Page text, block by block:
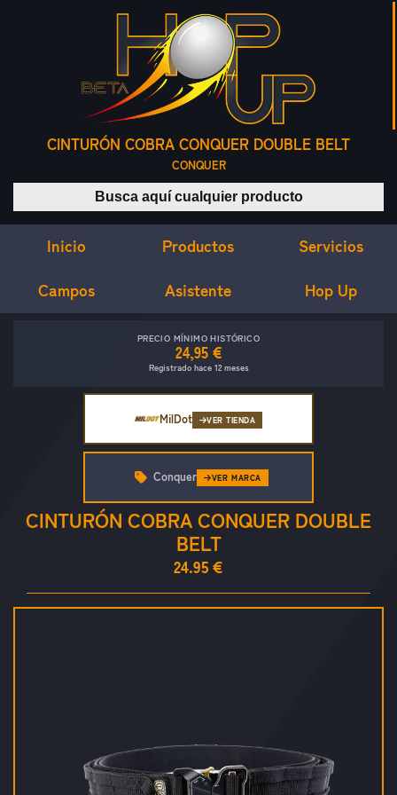
CINTURÓN COBRA CONQUER DOUBLE BELT
CONQUER
Buscar productos
Inicio Productos Servicios
Campos Asistente Hop Up
PRECIO MÍNIMO HISTÓRICO
24,95 €
Registrado hace 12 meses
MilDot VER TIENDA
CINTURÓN COBRA CONQUER DOUBLE
BELT
24.95 €
Conquer VER MARCA